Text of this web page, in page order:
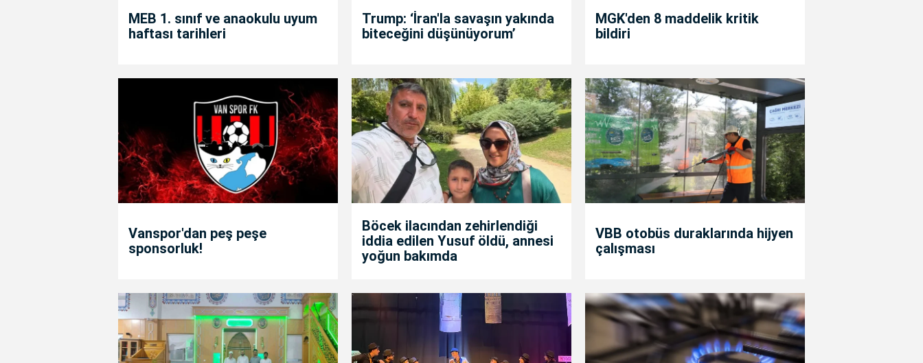
MEB 1. sınıf ve anaokulu uyum
haftası tarihleri
Trump: ‘İran'la savaşın yakında
biteceğini düşünüyorum’
MGK'den 8 maddelik kritik
bildiri
Vanspor'dan peş peşe
sponsorluk!
Böcek ilacından zehirlendiği
iddia edilen Yusuf öldü, annesi
yoğun bakımda
VBB otobüs duraklarında hijyen
çalışması